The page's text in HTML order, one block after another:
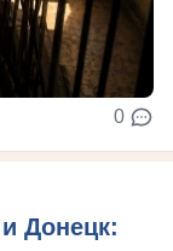
0
Донецк: